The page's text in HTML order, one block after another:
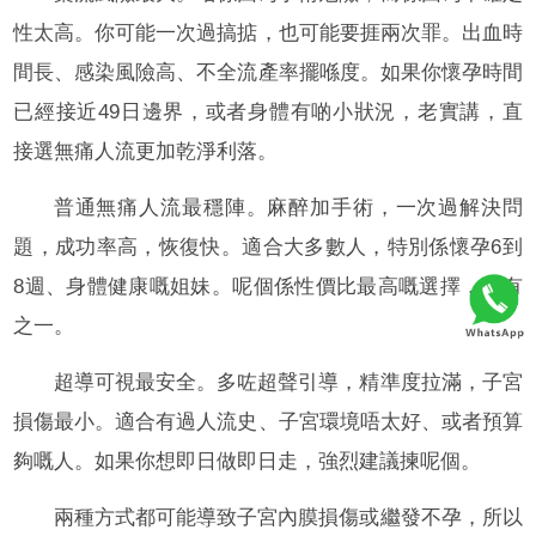
性太高。你可能一次過搞掂，也可能要捱兩次罪。出血時
間長、感染風險高、不全流產率擺喺度。如果你懷孕時間
已經接近49日邊界，或者身體有啲小狀況，老實講，直
接選無痛人流更加乾淨利落。
普通無痛人流最穩陣。麻醉加手術，一次過解決問
題，成功率高，恢復快。適合大多數人，特別係懷孕6到
8週、身體健康嘅姐妹。呢個係性價比最高嘅選擇，冇有
之一。
超導可視最安全。多咗超聲引導，精準度拉滿，子宮
損傷最小。適合有過人流史、子宮環境唔太好、或者預算
夠嘅人。如果你想即日做即日走，強烈建議揀呢個。
兩種方式都可能導致子宮內膜損傷或繼發不孕，所以